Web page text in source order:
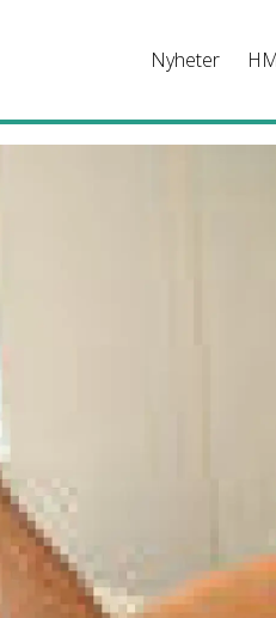
Nyheter